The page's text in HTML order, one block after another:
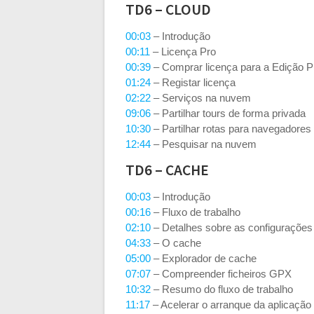
TD6 – CLOUD
00:03 – Introdução
00:11 – Licença Pro
00:39 – Comprar licença para a Edição
01:24 – Registar licença
02:22 – Serviços na nuvem
09:06 – Partilhar tours de forma privada
10:30 – Partilhar rotas para navegadores
12:44 – Pesquisar na nuvem
TD6 – CACHE
00:03 – Introdução
00:16 – Fluxo de trabalho
02:10 – Detalhes sobre as configurações
04:33 – O cache
05:00 – Explorador de cache
07:07 – Compreender ficheiros GPX
10:32 – Resumo do fluxo de trabalho
11:17 – Acelerar o arranque da aplicação